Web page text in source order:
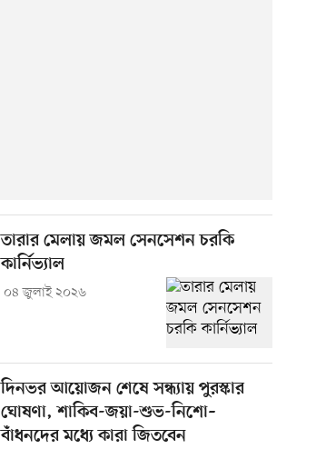
তারার মেলায় জমল সেনসেশন চরকি
কার্নিভ্যাল
০৪ জুলাই ২০২৬
দিনভর আয়োজন শেষে সন্ধ্যায় পুরস্কার
ঘোষণা, শাকিব-জয়া-শুভ-নিশো–
বাঁধনদের মধ্যে কারা জিতবেন